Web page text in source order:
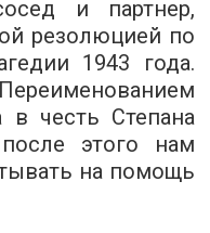
и партнер,
резолюцией по
1943 года.
в честь Степана
этого нам
на помощь